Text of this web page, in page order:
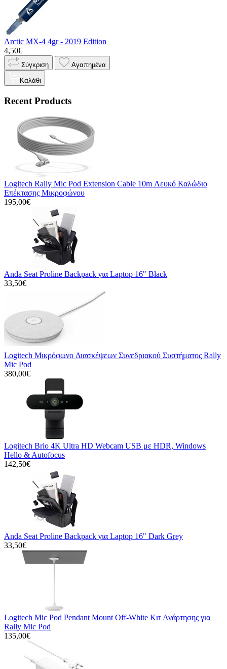
Arctic MX-4 4gr - 2019 Edition
4,50€
Σύγκριση Αγαπημένα
Καλάθι
Recent Products
Logitech Rally Mic Pod Extension Cable 10m Λευκό Καλώδιο
Επέκτασης Μικροφώνου
195,00€
Anda Seat Proline Backpack για Laptop 16" Black
33,50€
Logitech Μικρόφωνo Διασκέψεων Συνεδριακού Συστήματος Rally
Mic Pod
380,00€
Logitech Brio 4K Ultra HD Webcam USB με HDR, Windows
Hello & Autofocus
142,50€
Anda Seat Proline Backpack για Laptop 16" Dark Grey
33,50€
Logitech Mic Pod Pendant Mount Off-White Κιτ Ανάρτησης για
Rally Mic Pod
135,00€